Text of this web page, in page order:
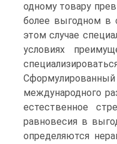
одному товару
более выгодном в
этом случае
условиях
Сформулированный
международного
естественное
равновесия в
определяются